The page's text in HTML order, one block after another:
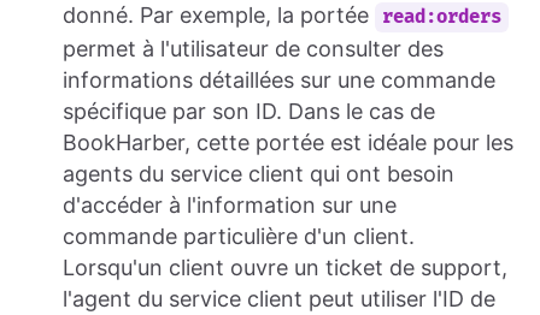
donné. Par exemple, la portée
read:orders
permet à l'utilisateur de consulter des
informations détaillées sur une commande
spécifique par son ID. Dans le cas de
BookHarber, cette portée est idéale pour les
agents du service client qui ont besoin
d'accéder à l'information sur une
commande particulière d'un client.
Lorsqu'un client ouvre un ticket de support,
l'agent du service client peut utiliser l'ID de